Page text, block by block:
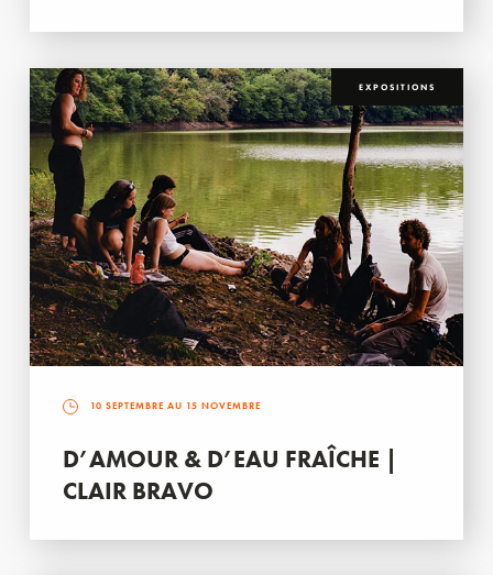
EXPOSITIONS
10 SEPTEMBRE AU 15 NOVEMBRE
D’AMOUR & D’EAU FRAÎCHE |
CLAIR BRAVO